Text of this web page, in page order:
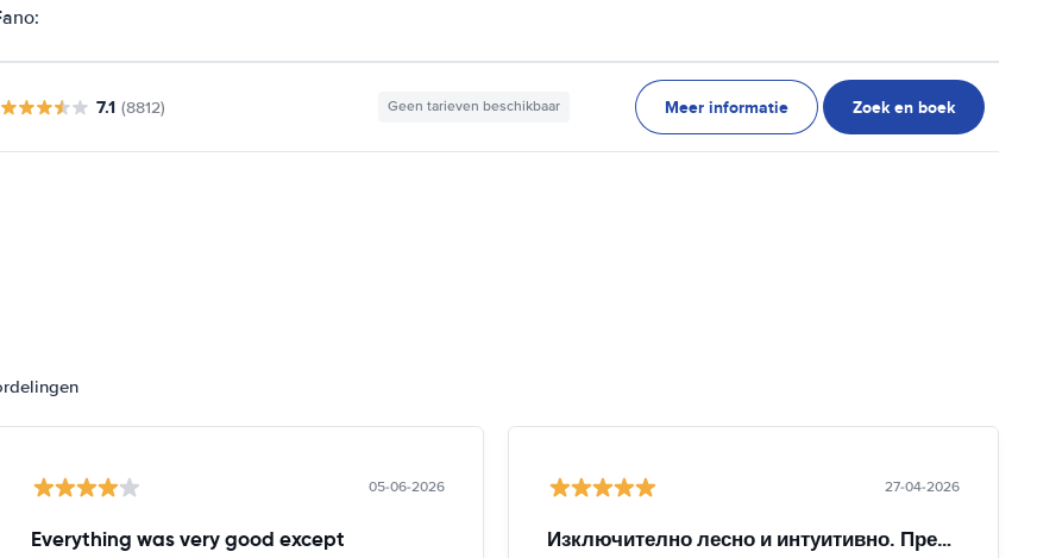
7.1 (8812) Geen tarieven beschikbaar Meer informatie Zoek en boek
05-06-2026
Everything was very good except
27-04-2026
Изключително лесно и интуитивно. Препоръчвам